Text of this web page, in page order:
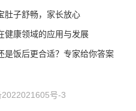
肚子舒畅，家长放心
健康领域的应用与发展
是饭后更合适？专家给你答案
2022021605号-3